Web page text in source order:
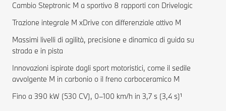
Cambio Steptronic M a sportivo 8 rapporti con Drivelogic
Trazione integrale M xDrive con differenziale attivo M
Massimi livelli di agilità, precisione e dinamica di guida su
strada e in pista
Innovazioni ispirate dagli sport motoristici, come il sedile
avvolgente M in carbonio o il freno carboceramico M
Fino a 390 kW (530 CV), 0–100 km/h in 3,7 s (3,4 s)¹